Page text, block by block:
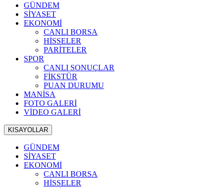
GÜNDEM
SİYASET
EKONOMİ
CANLI BORSA
HİSSELER
PARİTELER
SPOR
CANLI SONUÇLAR
FİKSTÜR
PUAN DURUMU
MANİSA
FOTO GALERİ
VİDEO GALERİ
KISAYOLLAR
GÜNDEM
SİYASET
EKONOMİ
CANLI BORSA
HİSSELER